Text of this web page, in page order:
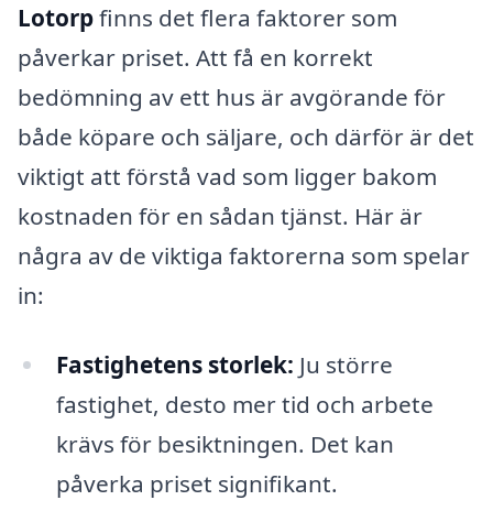
Lotorpfinns det flera faktorer som
påverkar priset. Att få en korrekt
bedömning av ett hus är avgörande för
både köpare och säljare, och därför är det
viktigt att förstå vad som ligger bakom
kostnaden för en sådan tjänst. Här är
några av de viktiga faktorerna som spelar
in:
Fastighetens storlek: Ju större
fastighet, desto mer tid och arbete
krävs för besiktningen. Det kan
påverka priset signifikant.